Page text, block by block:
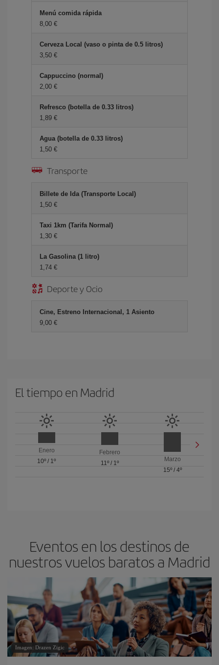
Menú comida rápida
8,00 €
Cerveza Local (vaso o pinta de 0.5 litros)
3,50 €
Cappuccino (normal)
2,00 €
Refresco (botella de 0.33 litros)
1,89 €
Agua (botella de 0.33 litros)
1,50 €
Transporte
Billete de Ida (Transporte Local)
1,50 €
Taxi 1km (Tarifa Normal)
1,30 €
La Gasolina (1 litro)
1,74 €
Deporte y Ocio
Cine, Estreno Internacional, 1 Asiento
9,00 €
El tiempo en Madrid
Enero
10º / 1º
Febrero
11º/ 1º
Marzo
15º/ 4º
Eventos en los destinos de
nuestros vuelos baratos a Madrid
Imagen: Drazen Zigic